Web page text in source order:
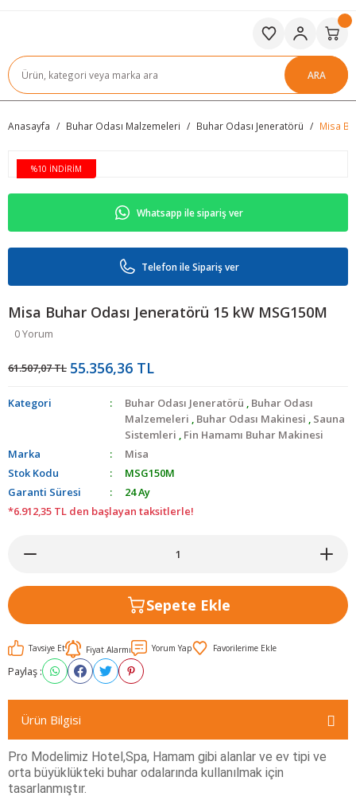
ARA
Anasayfa Buhar Odası Malzemeleri Buhar Odası Jeneratörü Misa
%10 İNDİRİM
Whatsapp ile sipariş ver
Telefon ile Sipariş ver
Misa Buhar Odası Jeneratörü 15 kW MSG150M
0 Yorum
61.507,07 TL 55.356,36 TL
Kategori Buhar Odası Jeneratörü , Buhar Odası
Malzemeleri , Buhar Odası Makinesi , Sauna
Sistemleri , Fin Hamamı Buhar Makinesi
Marka
Misa
Stok Kodu
MSG150M
Garanti Süresi
24 Ay
*6.912,35 TL den başlayan taksitlerle!
Sepete Ekle
Tavsiye Et Fiyat Alarmı Yorum Yap
Paylaş :
Ürün Bilgisi
Pro Modelimiz Hotel,Spa, Hamam gibi alanlar ve ev tipi ve
orta büyüklükteki buhar odalarında kullanılmak için
tasarlanmıştır.